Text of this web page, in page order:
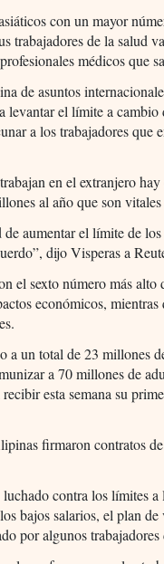
con un mayor
trabajadores de la salud
médicos que
de asuntos
levantar el límite a
a los trabajadores que
en el extranjero hay
al año que son
aumentar el límite de
dijo Visperas a
el sexto número más
económicos,
a un total de 23 millones
a 70 millones de
esta semana su
firmaron contratos
contra los límites a
bajos salarios, el plan
por algunos trabajadores